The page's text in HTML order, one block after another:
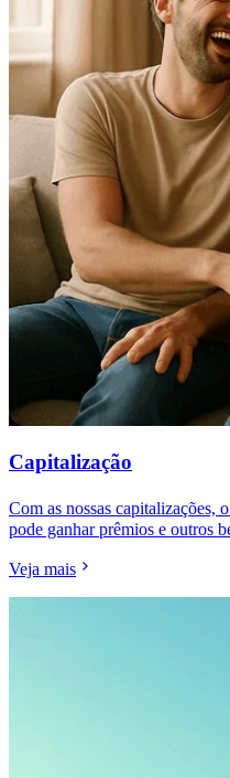
Capitalização
Com as nossas capitalizações,
pode ganhar prêmios e outros
Veja mais